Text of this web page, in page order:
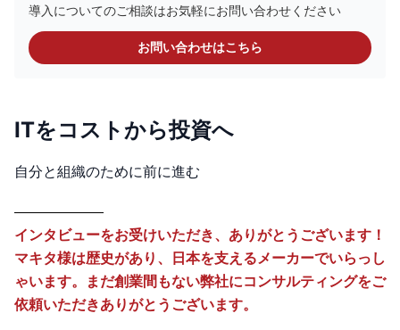
導入についてのご相談はお気軽にお問い合わせください
お問い合わせはこちら
ITをコストから投資へ
自分と組織のために前に進む
インタビューをお受けいただき、ありがとうございます！
マキタ様は歴史があり、日本を支えるメーカーでいらっし
ゃいます。まだ創業間もない弊社にコンサルティングをご
依頼いただきありがとうございます。